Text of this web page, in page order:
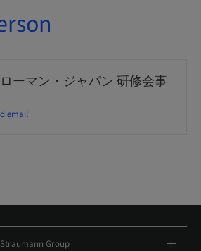
ーマン・ジャパン 研修会事
email
Straumann Group